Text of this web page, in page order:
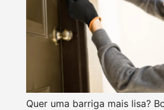
Quer uma barriga mais lisa?